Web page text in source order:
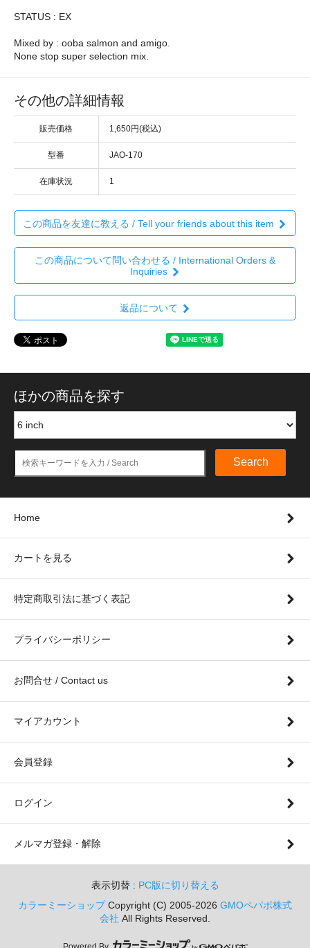
STATUS : EX
Mixed by : ooba salmon and amigo.
None stop super selection mix.
その他の詳細情報
販売価格 1,650円(税込)
型番 JAO-170
在庫状況 1
この商品を友達に教える / Tell your friends about this item
この商品について問い合わせる / International Orders &
Inquiries
返品について
ほかの商品を探す
Search
Home
カートを見る
特定商取引法に基づく表記
プライバシーポリシー
お問合せ / Contact us
マイアカウント
会員登録
ログイン
メルマガ登録・解除
表示切替 : PC版に切り替える
カラーミーショップCopyright (C) 2005-2026 GMOペパボ株式
会社 All Rights Reserved.